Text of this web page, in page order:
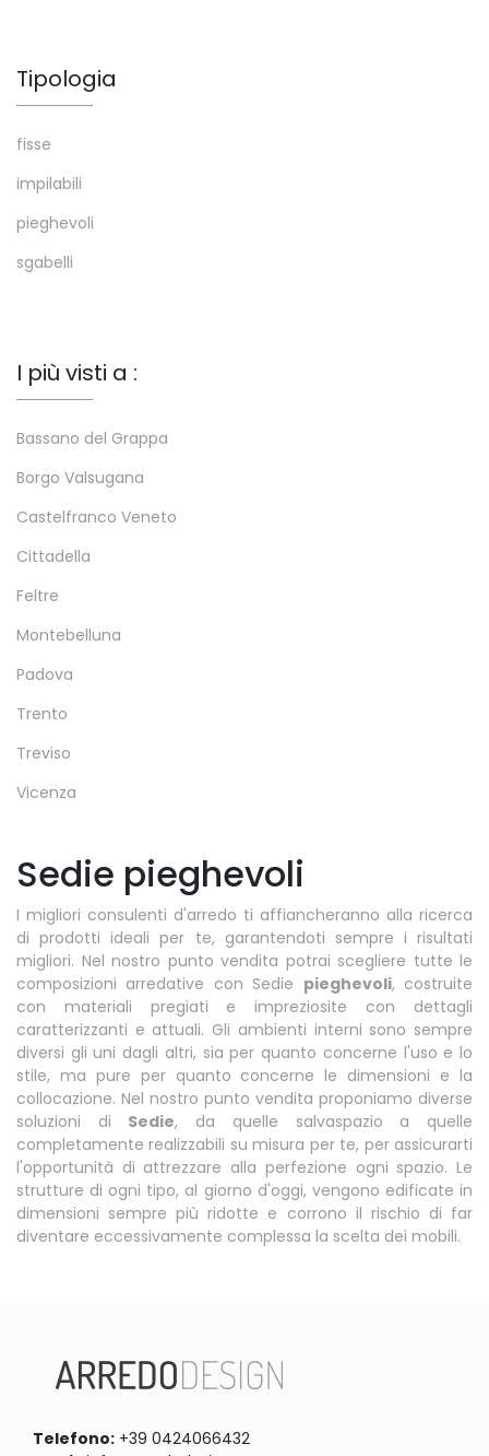
Tipologia
fisse
impilabili
pieghevoli
sgabelli
I più visti a :
Bassano del Grappa
Borgo Valsugana
Castelfranco Veneto
Cittadella
Feltre
Montebelluna
Padova
Trento
Treviso
Vicenza
Sedie pieghevoli
I migliori consulenti d'arredo ti affiancheranno alla ricerca
di prodotti ideali per te, garantendoti sempre i risultati
migliori. Nel nostro punto vendita potrai scegliere tutte le
composizioni arredative con Sedie pieghevoli, costruite
con materiali pregiati e impreziosite con dettagli
caratterizzanti e attuali. Gli ambienti interni sono sempre
diversi gli uni dagli altri, sia per quanto concerne l'uso e lo
stile, ma pure per quanto concerne le dimensioni e la
collocazione. Nel nostro punto vendita proponiamo diverse
soluzioni di Sedie, da quelle salvaspazio a quelle
completamente realizzabili su misura per te, per assicurarti
l'opportunità di attrezzare alla perfezione ogni spazio. Le
strutture di ogni tipo, al giorno d'oggi, vengono edificate in
dimensioni sempre più ridotte e corrono il rischio di far
diventare eccessivamente complessa la scelta dei mobili.
Telefono: +39 0424066432